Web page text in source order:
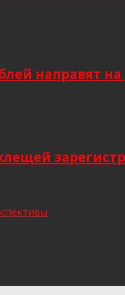
направят